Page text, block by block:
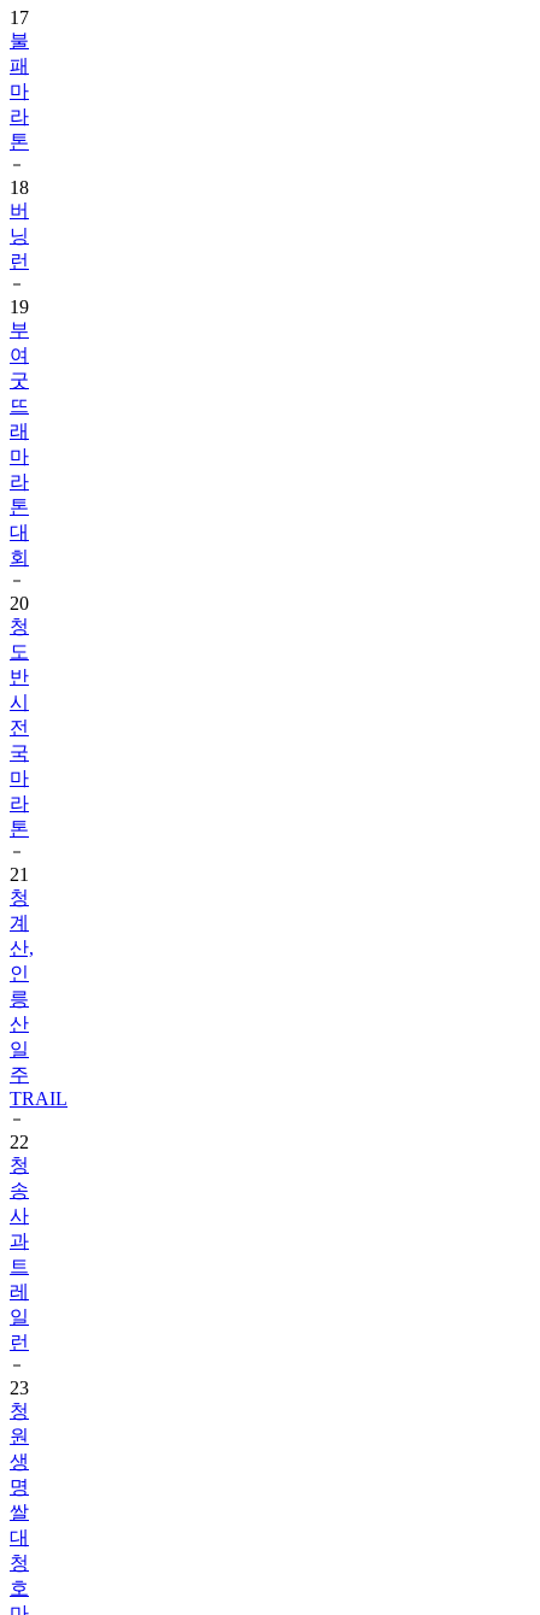
17
불
패
마
라
톤
18
버
닝
런
19
부
여
굿
뜨
래
마
라
톤
대
회
20
청
도
반
시
전
국
마
라
톤
21
청
계
산,
인
릉
산
일
주
TRAIL
22
청
송
사
과
트
레
일
런
23
청
원
생
명
쌀
대
청
호